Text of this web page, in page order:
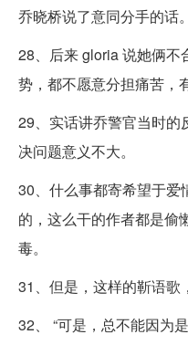
乔晓桥说了意同分手的话。
28、后来 gloria 说她俩不
势，都不愿意分担痛苦，
29、实话讲乔警官当时的
决问题意义不大。
30、什么事都寄希望于爱
的，这么干的作者都是偷
毒。
31、但是，这样的靳语歌
32、 “可是，总不能因为